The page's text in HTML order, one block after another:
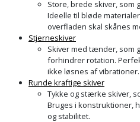
Sternbeklædning
tagplader
Terrassebrædder
Palleløfter
Polsøger
Profilsaks
Industristøvsuger
Kantfræser
Kantlimer
Kantlimertilbehør
Højbede
Højtaler
Store, brede skiver, som
Ideelle til bløde
overfladen skal skånes
Stjerneskiver
Skiver med tænder, som
forhindrer rotation.
ikke løsnes af vibrationer.
Runde kraftige skiver
Tykke og stærke skiver,
Bruges i konstruktioner,
og stabilitet.